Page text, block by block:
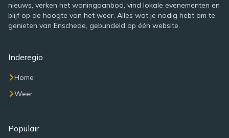
nieuws, verken het woningaanbod, vind lokale evenementen en
blijf op de hoogte van het weer. Alles wat je nodig hebt om te
genieten van Enschede, gebundeld op één website.
Inderegio
Home
Weer
Populair